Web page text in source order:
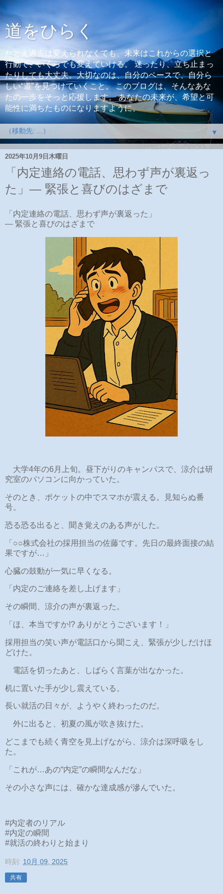
道をひらく
たとえ過去は変えられなくても、未来はこれからの選択と
行動で、いくらでも変えていける。 迷ったり、立ち止まっ
たりしても大丈夫。大切なのは、自分のペースで、自分ら
しい“道”を見つけていくこと。 このブログは、そんなあな
たの一歩をそっと応援します。 あなたの未来が、希望と可
能性に満ちたものになりますように。
▼
2025年10月9日木曜日
「内定連絡の電話、思わず声が裏返っ
た」― 緊張と喜びのはざまで
「内定連絡の電話、思わず声が裏返った」
― 緊張と喜びのはざまで
大学4年の6月上旬。昼下がりのキャンパスで、涼介は研
究室のパソコンに向かっていた。
そのとき、ポケットの中でスマホが震える。見知らぬ番
号。
恐る恐る出ると、聞き覚えのある声がした。
「○○株式会社の採用担当の佐藤です。先日の最終面接の結
果ですが…」
心臓の鼓動が一気に早くなる。
「内定のご連絡を差し上げます」
その瞬間、涼介の声が裏返った。
「ほ、本当ですか!? ありがとうございます！」
採用担当の笑い声が電話口から聞こえ、緊張が少しだけほ
どけた。
電話を切ったあと、しばらく言葉が出なかった。
机に置いた手が少し震えている。
長い就活の日々が、ようやく終わったのだ。
外に出ると、初夏の風が吹き抜けた。
どこまでも続く青空を見上げながら、涼介は深呼吸をし
た。
「これが…あの“内定”の瞬間なんだな」
その小さな声には、確かな達成感が滲んでいた。
#内定者のリアル
#内定の瞬間
#就活の終わりと始まり
時刻: 10月 09, 2025
共有